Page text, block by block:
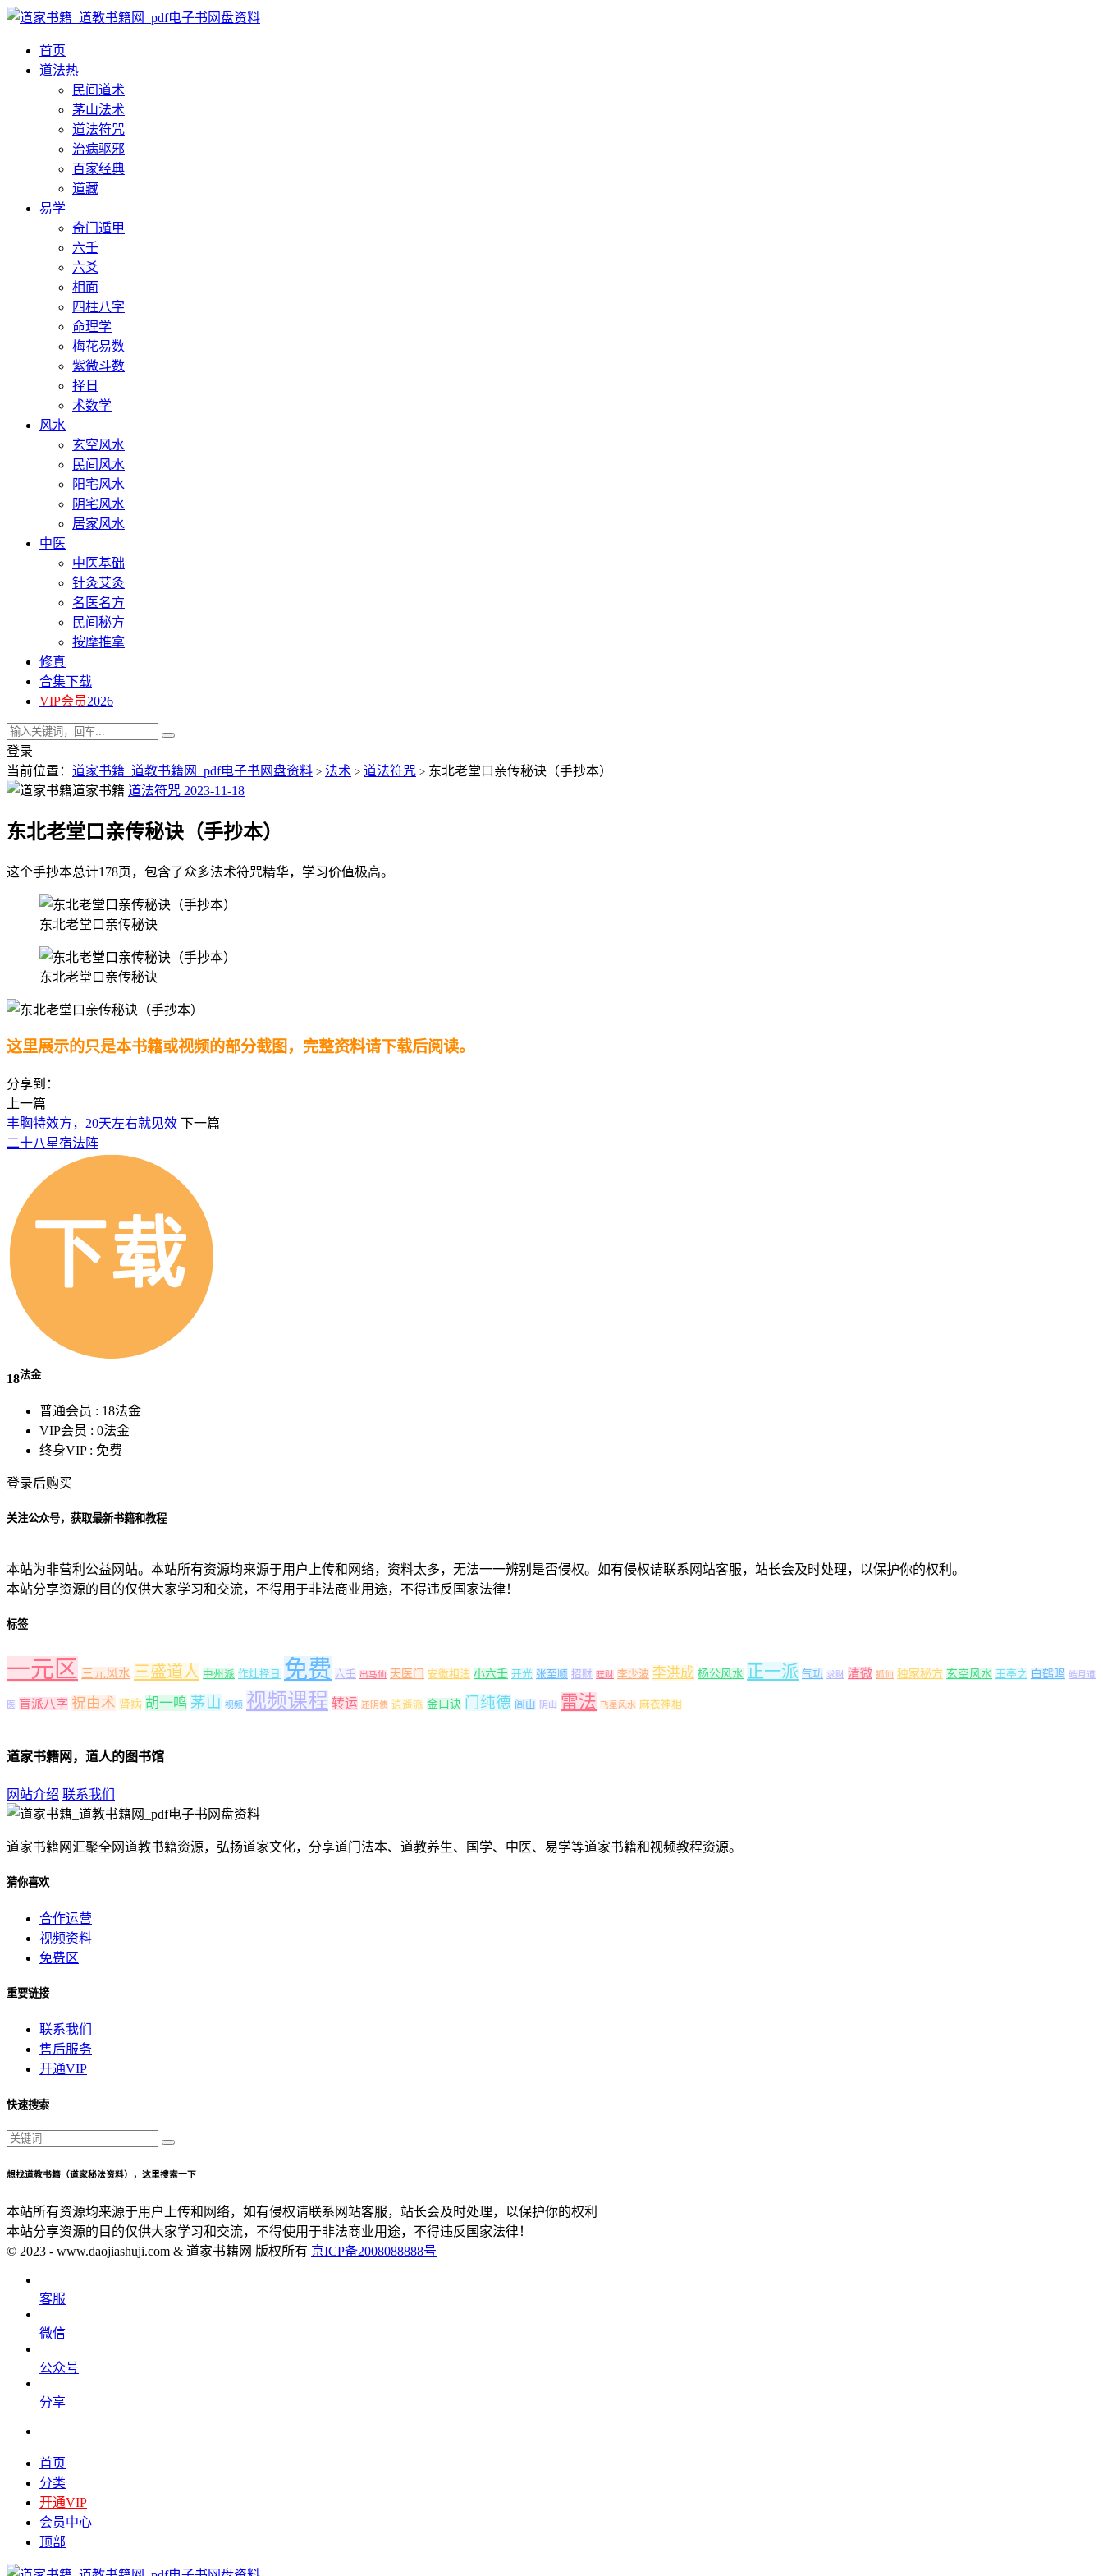
首页
道法热
民间道术
茅山法术
道法符咒
治病驱邪
百家经典
道藏
易学
奇门遁甲
六壬
六爻
相面
四柱八字
命理学
梅花易数
紫微斗数
择日
术数学
风水
玄空风水
民间风水
阳宅风水
阴宅风水
居家风水
中医
中医基础
针灸艾灸
名医名方
民间秘方
按摩推拿
修真
合集下载
VIP会员2026
登录
当前位置： 道家书籍_道教书籍网_pdf电子书网盘资料 > 法术 > 道法符咒 > 东北老堂口亲传秘诀（手抄本）
道家书籍 道法符咒 2023-11-18
东北老堂口亲传秘诀（手抄本）
这个手抄本总计178页，包含了众多法术符咒精华，学习价值极高。
东北老堂口亲传秘诀
东北老堂口亲传秘诀
这里展示的只是本书籍或视频的部分截图，完整资料请下载后阅读。
分享到：
上一篇
丰胸特效方，20天左右就见效 下一篇
二十八星宿法阵
18法金
普通会员 : 18法金
VIP会员 : 0法金
终身VIP : 免费
登录后购买
关注公众号，获取最新书籍和教程
本站为非营利公益网站。本站所有资源均来源于用户上传和网络，资料太多，无法一一辨别是否侵权。如有侵权请联系网站客服，站长会及时处理，以保护你的权利。
本站分享资源的目的仅供大家学习和交流，不得用于非法商业用途，不得违反国家法律！
标签
一元区 三元风水 三盛道人 中州派 作灶择日 免费 六壬 出马仙 天医门 安徽相法 小六壬 开光 张至顺 招财 旺财 李少波 李洪成 杨公风水 正一派 气功 求财 清微 狐仙 独家秘方 玄空风水 王亭之 白鹤鸣 皓月道
医 盲派八字 祝由术 肾病 胡一鸣 茅山 视频 视频课程 转运 还阴债 逍遥派 金口诀 门纯德 闾山 阴山 雷法 飞星风水 麻衣神相
道家书籍网，道人的图书馆
网站介绍 联系我们
道家书籍网汇聚全网道教书籍资源，弘扬道家文化，分享道门法本、道教养生、国学、中医、易学等道家书籍和视频教程资源。
猜你喜欢
合作运营
视频资料
免费区
重要链接
联系我们
售后服务
开通VIP
快速搜索
想找道教书籍（道家秘法资料），这里搜索一下
本站所有资源均来源于用户上传和网络，如有侵权请联系网站客服，站长会及时处理，以保护你的权利
本站分享资源的目的仅供大家学习和交流，不得使用于非法商业用途，不得违反国家法律！
© 2023 - www.daojiashuji.com & 道家书籍网 版权所有 京ICP备2008088888号
客服
微信
公众号
分享
首页
分类
开通VIP
会员中心
顶部